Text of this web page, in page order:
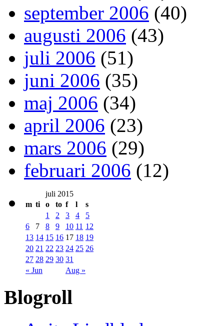
september 2006 (40)
augusti 2006 (43)
juli 2006 (51)
juni 2006 (35)
maj 2006 (34)
april 2006 (23)
mars 2006 (29)
februari 2006 (12)
juli 2015
m ti o to f l s
« Jun Aug »
1 2 3 4
5
6
7 8 9 10 11 12
13 14 15 16 17 18 19
20 21 22 23 24 25 26
27 28 29 30 31
Blogroll